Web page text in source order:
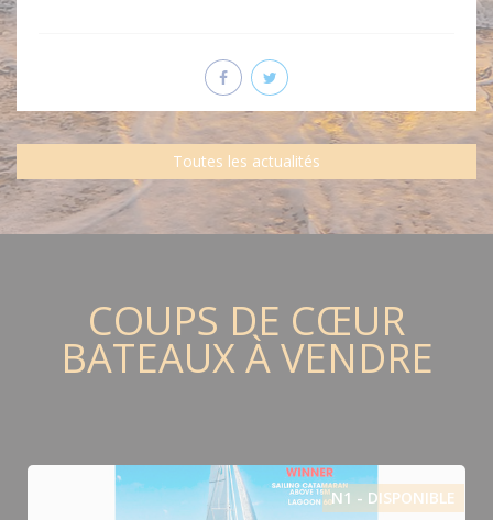
Toutes les actualités
COUPS DE CŒUR
BATEAUX À VENDRE
N1 - DISPONIBLE